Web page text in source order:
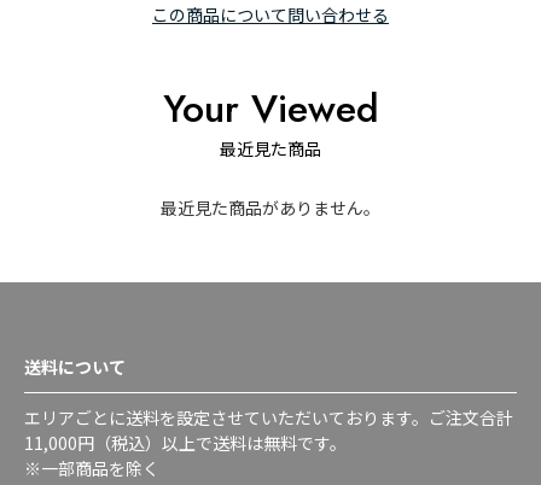
この商品について問い合わせる
Your Viewed
最近見た商品
最近見た商品がありません。
送料について
エリアごとに送料を設定させていただいております。ご注文合計
11,000円（税込）以上で送料は無料です。
※一部商品を除く